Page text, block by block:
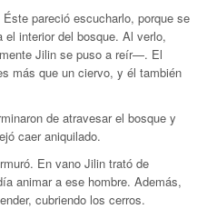
pareció escucharlo, porque se
el interior del bosque. Al verlo,
Jilin se puso a reír—. El
más que un ciervo, y él también
de atravesar el bosque y
caer aniquilado.
En vano Jilin trató de
animar a ese hombre. Además,
cubriendo los cerros.